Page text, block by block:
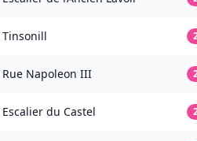
Tinsonill
Rue Napoleon III
Escalier du Castel